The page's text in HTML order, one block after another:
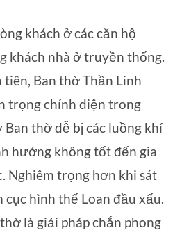
khách ở các căn hộ
khách nhà ở truyền thống.
Ban thờ Thần Linh
trọng chính diện trong
Ban thờ dễ bị các luồng khí
hưởng không tốt đến gia
Nghiêm trọng hơn khi sát
cục hình thế Loan đầu xấu.
là giải pháp chắn phong